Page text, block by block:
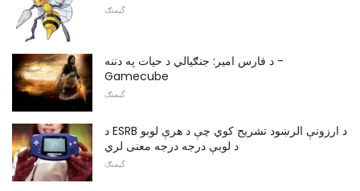
گیمنګ
د فارس امیر: جنګیالي د حیات په دننه -
Gamecube
گیمنګ
د ESRB د ارزونې الرښود تشریح کوي چې د هرې لوبو
د لوبې درجه درجه معنی لري
گیمنګ